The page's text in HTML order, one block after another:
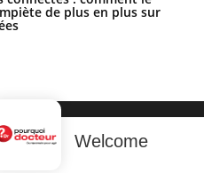
de plus en plus sur
NEWSLETTER
Welcome